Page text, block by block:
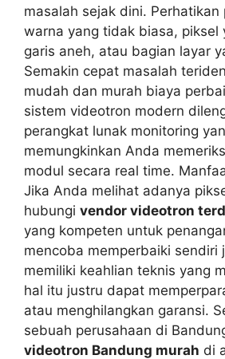
masalah sejak dini. Perhatikan
warna yang tidak biasa, piksel
garis aneh, atau bagian layar
Semakin cepat masalah
mudah dan murah biaya
sistem videotron modern
perangkat lunak monitoring
memungkinkan Anda
modul secara real time.
Jika Anda melihat adanya
hubungi vendor videotron
yang kompeten untuk
mencoba memperbaiki sendiri
memiliki keahlian teknis yang
hal itu justru dapat
atau menghilangkan garansi.
sebuah perusahaan di
videotron Bandung murah di